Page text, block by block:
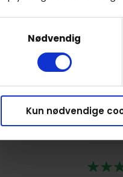
Nødvendig
Kun nødvendige
Super